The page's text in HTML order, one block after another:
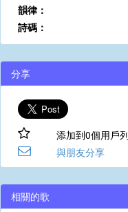
韻律：
詩碼：
分享
添加到0個用戶
與朋友分享
相關的歌